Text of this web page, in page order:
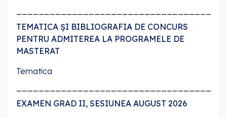
TEMATICA ȘI BIBLIOGRAFIA DE CONCURS
PENTRU ADMITEREA LA PROGRAMELE DE
MASTERAT
Tematica
EXAMEN GRAD II, SESIUNEA AUGUST 2026